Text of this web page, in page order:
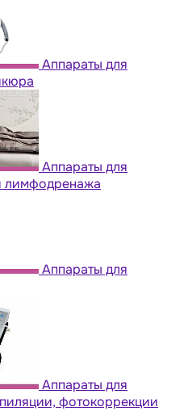
Аппараты для
Аппараты для
лимфодренажа
Аппараты для
Аппараты для
фотокоррекции